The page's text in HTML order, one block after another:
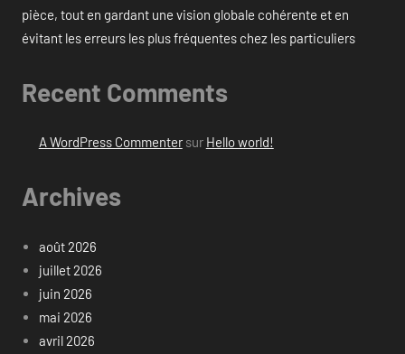
pièce, tout en gardant une vision globale cohérente et en
évitant les erreurs les plus fréquentes chez les particuliers
Recent Comments
A WordPress Commentersur Hello world!
Archives
août 2026
juillet 2026
juin 2026
mai 2026
avril 2026